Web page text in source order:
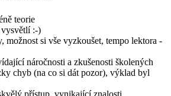
teorie
:-)
možnost si vše vyzkoušet, tempo lektora -
náročnosti a zkušenosti školených
chyb (na co si dát pozor), výklad byl
přístup, vynikající znalosti